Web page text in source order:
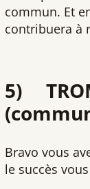
commun. Et
contribuera à
5)
Bravo vous
le succès